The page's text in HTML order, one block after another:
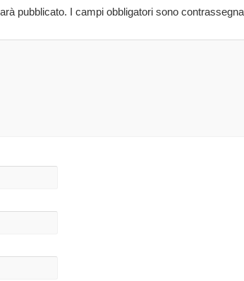
pubblicato. I campi obbligatori sono